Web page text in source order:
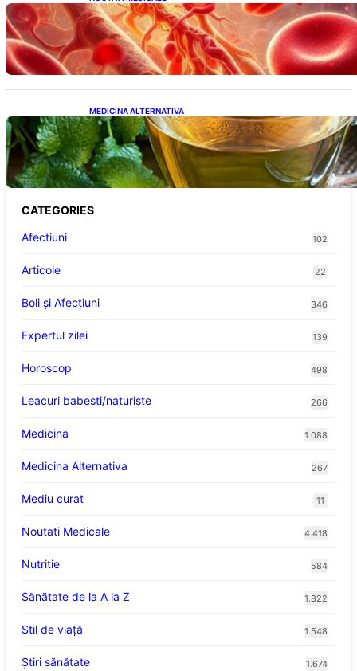
Vitamina K: Beneficii, Riscuri și Interacțiuni
în Coagularea Sângelui
MEDICINA ALTERNATIVA
Roinița: Soluția Naturală pentru Reducerea
Cortizolului și Îmbunătățirea Somnului
CATEGORIES
Afectiuni
102
Articole 22
Boli și Afecțiuni 346
Expertul zilei 139
Horoscop 498
Leacuri babesti/naturiste 266
Medicina 1.088
Medicina Alternativa 267
Mediu curat 11
Noutati Medicale 4.418
Nutritie 584
Sănătate de la A la Z 1.822
Stil de viaţă 1.548
Ştiri sănătate 1.674